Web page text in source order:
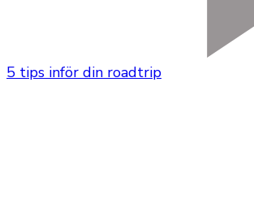
5 tips inför din roadtrip